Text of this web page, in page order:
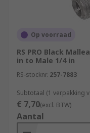
Op voorraad
RS PRO Black
in to Male 1/4 in
RS-stocknr. 257-7883
Subtotaal (1 verpakking
€ 7,70(excl. BTW)
Aantal